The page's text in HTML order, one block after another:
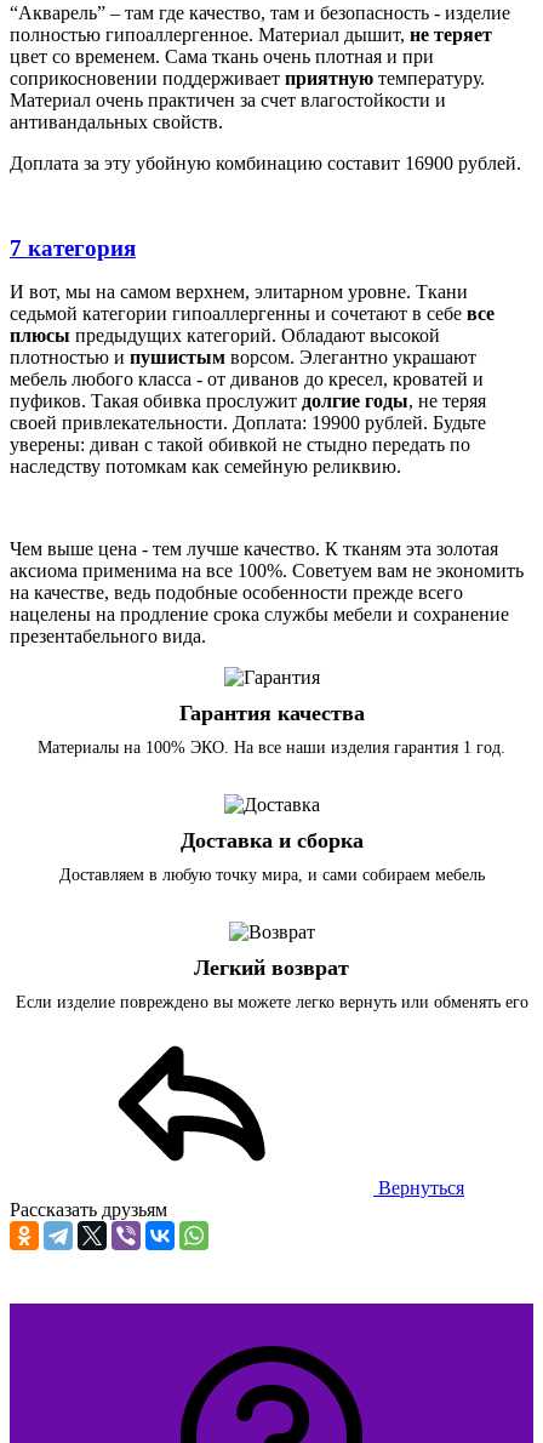
“Акварель” – там где качество, там и безопасность - изделие
полностью гипоаллергенное. Материал дышит, не теряет
цвет со временем. Сама ткань очень плотная и при
соприкосновении поддерживает приятную температуру.
Материал очень практичен за счет влагостойкости и
антивандальных свойств.
Доплата за эту убойную комбинацию составит 16900 рублей.
7 категория
И вот, мы на самом верхнем, элитарном уровне. Ткани
седьмой категории гипоаллергенны и сочетают в себе все
плюсы предыдущих категорий. Обладают высокой
плотностью и пушистым ворсом. Элегантно украшают
мебель любого класса - от диванов до кресел, кроватей и
пуфиков. Такая обивка прослужит долгие годы, не теряя
своей привлекательности. Доплата: 19900 рублей. Будьте
уверены: диван с такой обивкой не стыдно передать по
наследству потомкам как семейную реликвию.
Чем выше цена - тем лучше качество. К тканям эта золотая
аксиома применима на все 100%. Советуем вам не экономить
на качестве, ведь подобные особенности прежде всего
нацелены на продление срока службы мебели и сохранение
презентабельного вида.
Гарантия качества
Материалы на 100% ЭКО. На все наши изделия гарантия 1 год.
Доставка и сборка
Доставляем в любую точку мира, и сами собираем мебель
Легкий возврат
Если изделие повреждено вы можете легко вернуть или обменять его
Вернуться
Рассказать друзьям